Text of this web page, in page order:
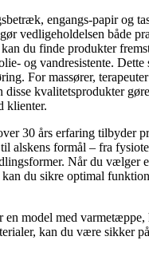
engangs-papir og
vedligeholdelsen både
du finde produkter
og vandresistente. Dette
For massører,
disse kvalitetsprodukter
klienter.
30 års erfaring tilbyder
alskens formål – fra
Når du vælger
du sikre optimal
en model med
kan du være sikker